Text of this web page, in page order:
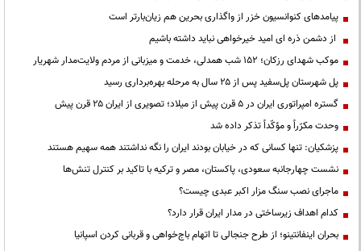
پیامدهای کنوانسیون خزر از واگذاری بحرین هم زیان‌بارتر است
از دشمن ذره ای امید خیرخواهی نباید داشته باشیم
موکب شهدای رزکان؛ ۱۵۲ شب همدلی، خدمت و میزبانی از مردم ولایت‌مدار شهریار
پل شهرستان پل‌سفید پس از ۲۵ سال به مرحله بهره‌برداری رسید
گستره امپراتوری ایران در ۵ قرن پیش از میلاد؛ تصویری از ایران ۲۵ قرن پیش
وحدت مکرّراً و مؤکّداً تذکر داده شد
پزشکیان: تنها کسانی که در خیابان بودند ایران را نگه نداشتند همه سهیم هستند
نشست چهارجانبه سعودی، پاکستان، مصر و ترکیه با تاکید بر کنترل تنش‌ها
ماجرای نصب سنگ مزار اکبر عبدی چیست؟
کدام اهداف زیرساختی در مدار ایران قرار دارد؟
بحران اینفانتینو؛ از طرح جنجالی تا اتهام باج‌خواهی و قربانی کردن اسپانیا